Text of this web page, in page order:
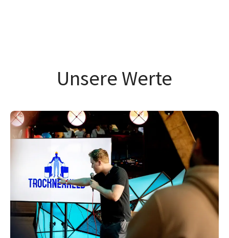
Unsere Werte